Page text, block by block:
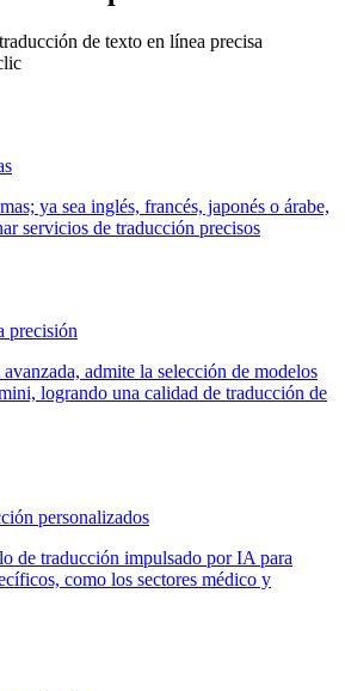
de texto en línea precisa
ya sea inglés, francés, japonés o árabe,
servicios de traducción precisos
precisión
admite la selección de modelos
logrando una calidad de traducción de
personalizados
de traducción impulsado por IA para
como los sectores médico y